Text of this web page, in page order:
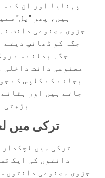
پہنایا اور ان کے
ہیں، پھر "پل"
جزوی مصنوعی دانت
جگہ کو ڈھانپ دیتے
جگہ بدلنے سے
مصنوعی دانت داخلی
بجائے کے کلپس کے
جاتے ہیں اور
بڑھتی
ترکی میں
ترکی میں
دانتوں کی ایک
جزوی مصنوعی دانتوں